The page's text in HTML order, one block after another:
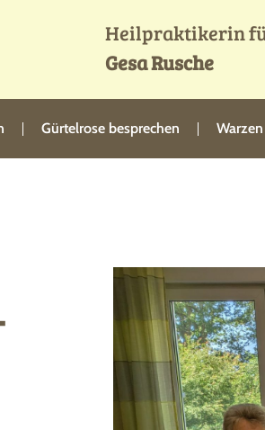
Heilpraktikerin
Gesa Rusche
Gürtelrose besprechen